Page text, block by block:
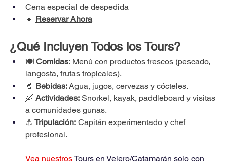
Cena especial de despedida
🔹 Reservar Ahora
¿Qué Incluyen Todos los Tours?
🍽️ Comidas: Menú con productos frescos (pescado,
langosta, frutas tropicales).
🥤 Bebidas: Agua, jugos, cervezas y cócteles.
🛶 Actividades: Snorkel, kayak, paddleboard y visitas
a comunidades gunas.
⚓ Tripulación: Capitán experimentado y chef
profesional.
Vea nuestros Tours en Velero/Catamarán solo con